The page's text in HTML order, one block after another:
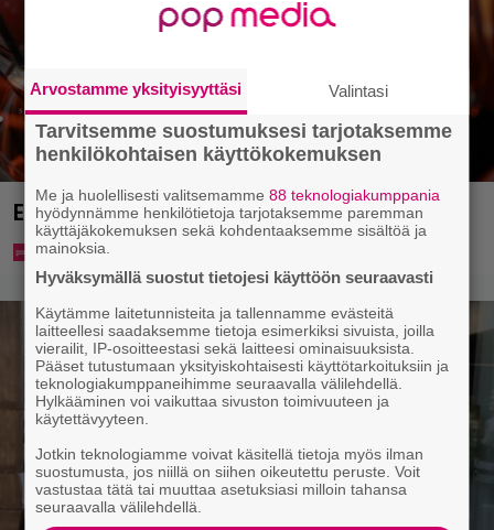
Eurojackpotista 80 000 euroa Suomeen – tänne
Arvostamme yksityisyyttäsi Valintasi
Tarvitsemme suostumuksesi tarjotaksemme
henkilökohtaisen käyttökokemuksen
Me ja huolellisesti valitsemamme88 teknologiakumppania
hyödynnämme henkilötietoja tarjotaksemme paremman
käyttäjäkokemuksen sekä kohdentaaksemme sisältöä ja
mainoksia.
Hyväksymällä suostut tietojesi käyttöön seuraavasti
Käytämme laitetunnisteita ja tallennamme evästeitä
laitteellesi saadaksemme tietoja esimerkiksi sivuista, joilla
vierailit, IP-osoitteestasi sekä laitteesi ominaisuuksista.
Pääset tutustumaan yksityiskohtaisesti käyttötarkoituksiin ja
teknologiakumppaneihimme seuraavalla välilehdellä.
Hylkääminen voi vaikuttaa sivuston toimivuuteen ja
käytettävyyteen.
Jotkin teknologiamme voivat käsitellä tietoja myös ilman
suostumusta, jos niillä on siihen oikeutettu peruste. Voit
vastustaa tätä tai muuttaa asetuksiasi milloin tahansa
seuraavalla välilehdellä.